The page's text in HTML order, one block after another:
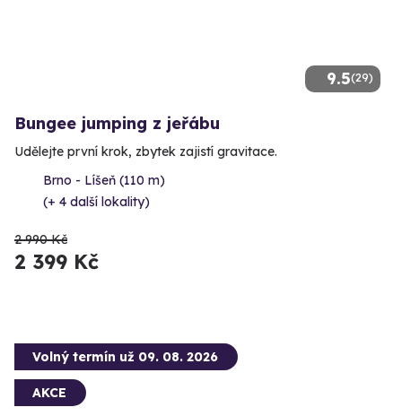
9.5(29)
Bungee jumping z jeřábu
Udělejte první krok, zbytek zajistí gravitace.
Brno - Líšeň (110 m)
(+ 4 další lokality)
2 990 Kč
2 399 Kč
Volný termín už 09. 08. 2026
AKCE